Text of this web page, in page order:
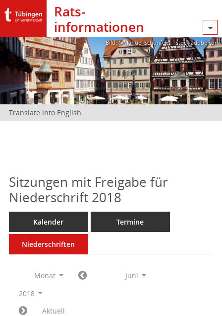
Rats­
informationen
Bild: @Manuel Schönfeld – stock.adobe.com
Translate into English
Sitzungen mit Freigabe für
Niederschrift 2018
Kalender Termine
Niederschriften
Monat
Juni
2018
Aktuell